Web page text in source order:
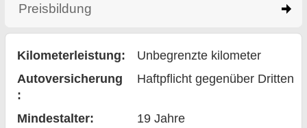
Preisbildung
Kilometerleistung:
Unbegrenzte kilometer
Auto­versicherung
:
Haftpflicht gegenüber Dritten
Mindestalter: 19 Jahre